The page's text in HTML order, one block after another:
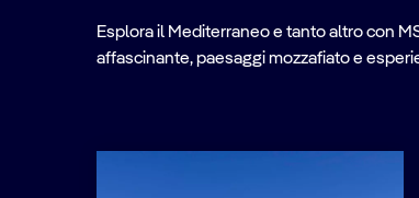
Esplora il Mediterraneo e tanto altro con
affascinante, paesaggi mozzafiato e